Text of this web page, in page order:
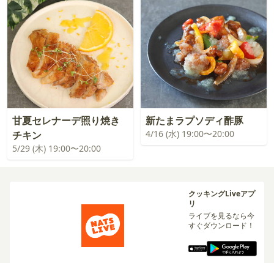
甘夏セレナーデ照り焼き
チキン
5/29 (木) 19:00〜20:00
新たまラプソディ酢豚
4/16 (水) 19:00〜20:00
クッキングLiveアプ
リ
ライブを見るなら今
すぐダウンロード！